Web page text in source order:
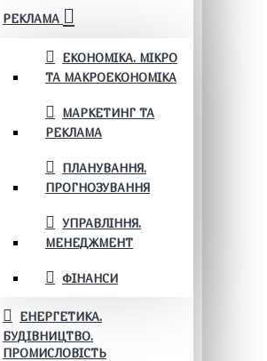
РЕКЛАМА
ЕКОНОМІКА. МІКРО
ТА МАКРОЕКОНОМІКА
МАРКЕТИНГ ТА
РЕКЛАМА
ПЛАНУВАННЯ.
ПРОГНОЗУВАННЯ
УПРАВЛІННЯ.
МЕНЕДЖМЕНТ
ФІНАНСИ
ЕНЕРГЕТИКА.
БУДІВНИЦТВО.
ПРОМИСЛОВІСТЬ